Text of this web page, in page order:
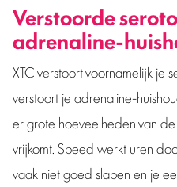
Verstoorde
adrenaline-
XTC verstoort voornamelijk je
verstoort je adrenaline-
er grote hoeveelheden van
vrijkomt. Speed werkt uren
vaak niet goed slapen en je